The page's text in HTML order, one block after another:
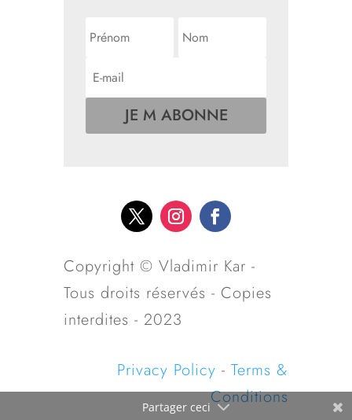
JE M ABONNE
Copyright © Vladimir Kar -
Tous droits réservés - Copies
interdites - 2023
Privacy Policy -Terms &
Conditions
Partager ceci